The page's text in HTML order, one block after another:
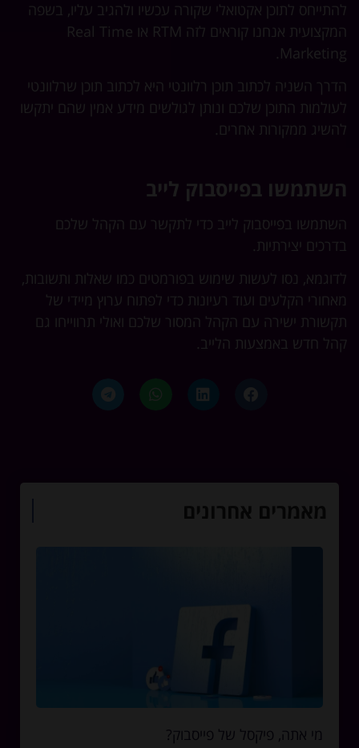
להתייחס לתוכן אקטואלי שקורה עכשיו ולהגיב עליו, בשפה
המקצועית אנחנו קוראים לזה RTM או Real Time
Marketing.
הדרך השניה לכתוב תוכן רלוונטי היא לכתוב תוכן שרלוונטי
לעולמות התוכן שלכם ונותן לגולשים מידע אמין שהם יתקשו
להשיג ממקורות אחרים.
השתמשו בפייסבוק לייב
השתמשו בפייסבוק לייב כדי לתקשר עם הקהל שלכם
בדרכים יצירתיות.
לדוגמא, נסו לעשות שימוש בפורמטים כמו שאלות ותשובות,
מאחורי הקלעים ועוד רעיונות כדי לפתוח ערוץ מיידי של
תקשורת ישירה עם הקהל המסור שלכם ואולי תרווייחו גם
קהל חדש באמצעות הלייב.
מי אתה, פיקסל של פייסבוק?